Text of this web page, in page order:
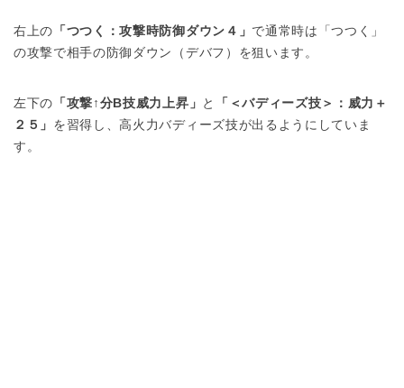
右上の 「つつく：攻撃時防御ダウン４」 で通常時は「つつく」
の攻撃で相手の防御ダウン（デバフ）を狙います。
左下の 「攻撃↑分B技威力上昇」 と
「＜バディーズ技＞：威力＋
２５」 を習得し、高火力バディーズ技が出るようにしていま
す。